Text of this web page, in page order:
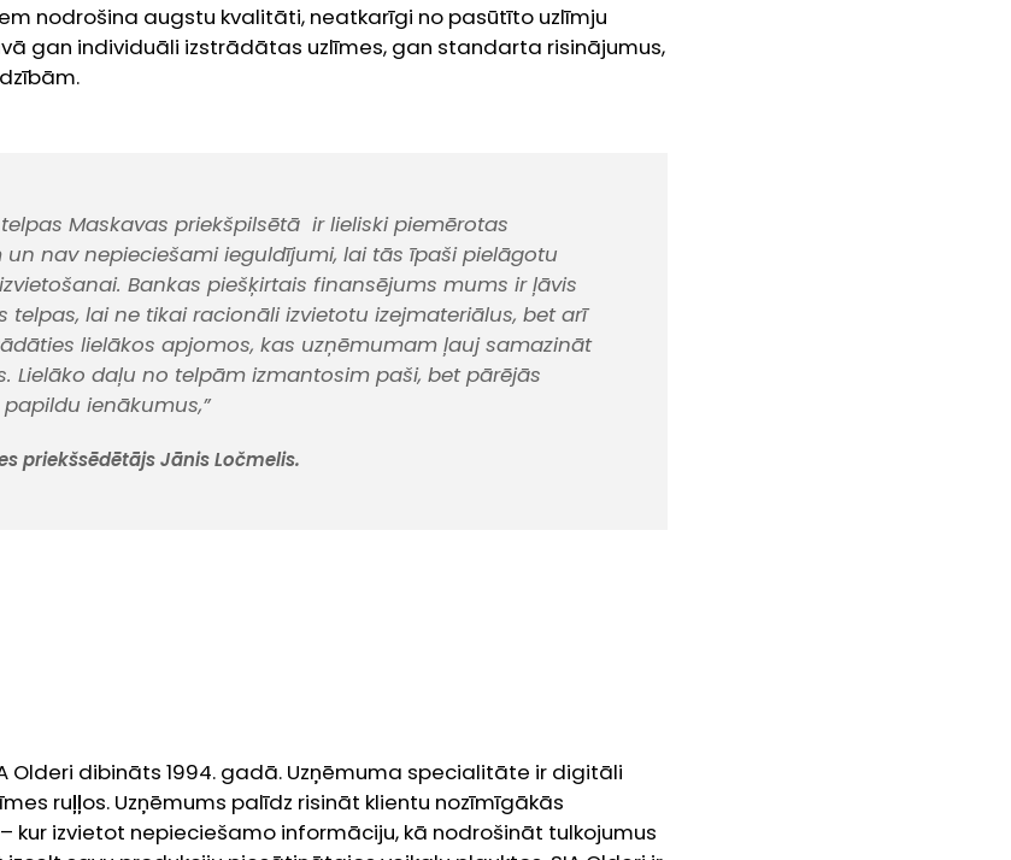
nodrošina augstu kvalitāti, neatkarīgi no pasūtīto uzlīmju
gan individuāli izstrādātas uzlīmes, gan standarta risinājumus,
Maskavas priekšpilsētā ir lieliski piemērotas
nav nepieciešami ieguldījumi, lai tās īpaši pielāgotu
Bankas piešķirtais finansējums mums ir ļāvis
telpas, lai ne tikai racionāli izvietotu izejmateriālus, bet arī
lielākos apjomos, kas uzņēmumam ļauj samazināt
Lielāko daļu no telpām izmantosim paši, bet pārējās
ienākumus,”
priekšsēdētājs Jānis Ločmelis.
Olderi dibināts 1994. gadā. Uzņēmuma specialitāte ir digitāli
ruļļos. Uzņēmums palīdz risināt klientu nozīmīgākās
kur izvietot nepieciešamo informāciju, kā nodrošināt tulkojumus